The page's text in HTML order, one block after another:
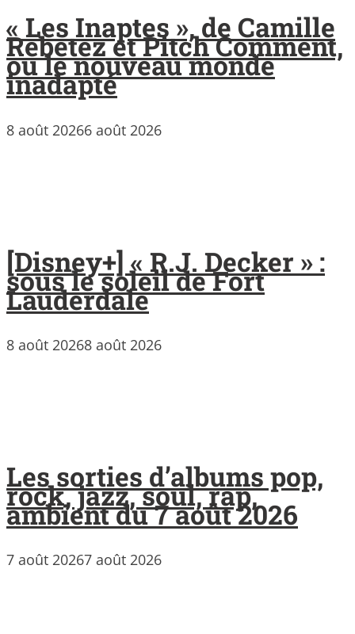
« Les Inaptes », de Camille
Rebetez et Pitch Comment,
ou le nouveau monde
inadapté
8 août 20266 août 2026
[Disney+] « R.J. Decker » :
sous le soleil de Fort
Lauderdale
8 août 20268 août 2026
Les sorties d’albums pop,
rock, jazz, soul, rap,
ambient du 7 août 2026
7 août 20267 août 2026